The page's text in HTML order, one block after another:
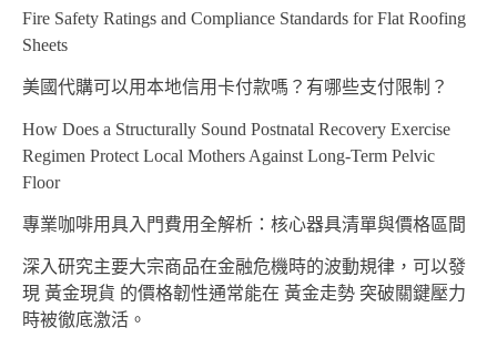
Fire Safety Ratings and Compliance Standards for Flat Roofing
Sheets
美國代購可以用本地信用卡付款嗎？有哪些支付限制？
How Does a Structurally Sound Postnatal Recovery Exercise
Regimen Protect Local Mothers Against Long-Term Pelvic
Floor
專業咖啡用具入門費用全解析：核心器具清單與價格區間
深入研究主要大宗商品在金融危機時的波動規律，可以發
現 黃金現貨 的價格韌性通常能在 黃金走勢 突破關鍵壓力
時被徹底激活。